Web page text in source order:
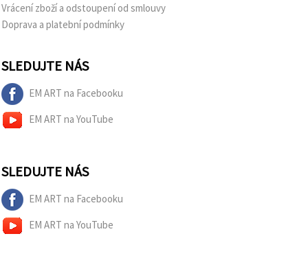
Vrácení zboží a odstoupení od smlouvy
Doprava a platební podmínky
SLEDUJTE NÁS
EM ART na Facebooku
EM ART na YouTube
SLEDUJTE NÁS
EM ART na Facebooku
EM ART na YouTube